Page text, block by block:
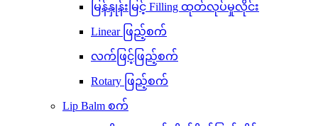
မြန်နှုန်းမြင့် Filling ထုတ်လုပ်မှုလိုင်း
Linear ဖြည့်စက်
လက်ဖြင့်ဖြည့်စက်
Rotary ဖြည့်စက်
Lip Balm စက်